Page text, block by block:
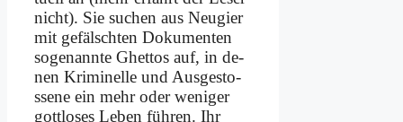
nicht). Sie su­chen aus Neu­gier
mit ge­fälsch­ten Do­ku­men­ten
so­ge­nann­te Ghet­tos auf, in de­
nen Kri­mi­nel­le und Aus­ge­sto­
sse­ne ein mehr oder we­ni­ger
gott­lo­ses Le­ben füh­ren. Ihr